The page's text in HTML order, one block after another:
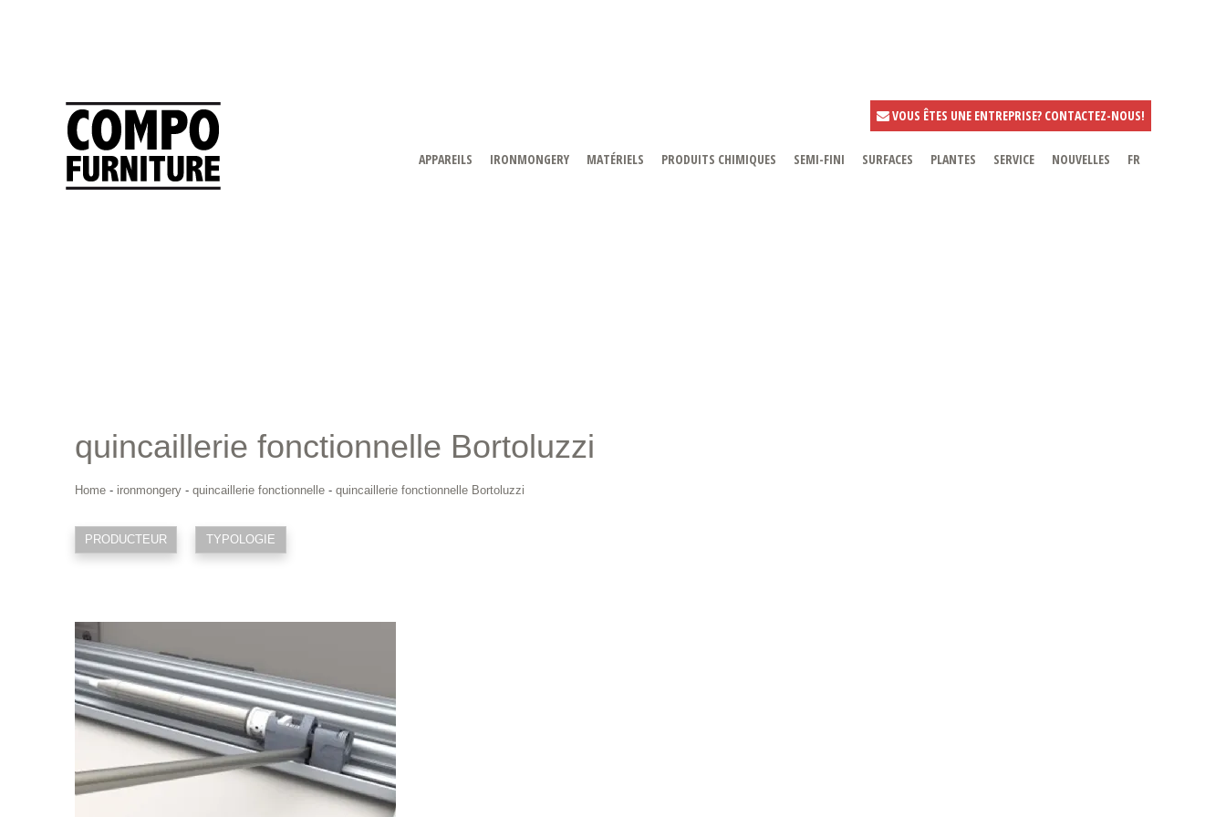
VOUS ÊTES UNE ENTREPRISE? CONTACTEZ-NOUS!
APPAREILS IRONMONGERY MATÉRIELS PRODUITS CHIMIQUES SEMI-FINI SURFACES PLANTES SERVICE NOUVELLES FR
quincaillerie fonctionnelle Bortoluzzi
Home - ironmongery - quincaillerie fonctionnelle - quincaillerie fonctionnelle Bortoluzzi
PRODUCTEUR TYPOLOGIE